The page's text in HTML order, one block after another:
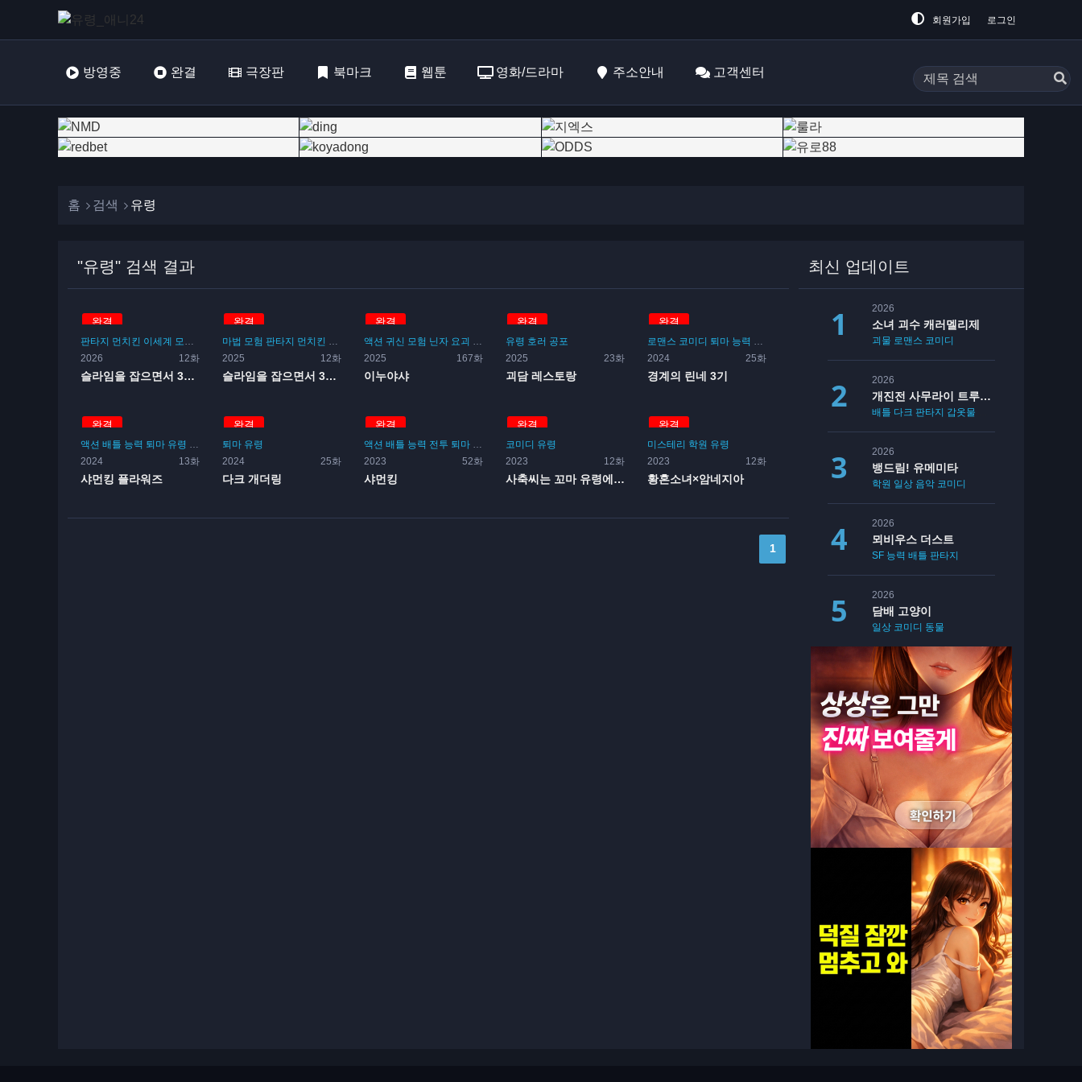
회원가입 로그인
방영중 완결 극장판 북마크 웹툰 영화/드라마 주소안내 고객센터
홈 검색 유령
"유령" 검색 결과
완결
판타지 먼치킨 이세계 모험 드래곤 마법 정령 마왕 마녀 유령
2026
12화
슬라임을 잡으면서 300년,...
완결
마법 모험 판타지 먼치킨 정령 마왕 드래곤 마녀 유령
2025
12화
슬라임을 잡으면서 300년,...
완결
액션 귀신 모험 닌자 요괴 공포 유령
2025
167화
이누야샤
완결
유령 호러 공포
2025
23화
괴담 레스토랑
완결
로맨스 코미디 퇴마 능력
2024
25화
경계의 린네 3기
완결
액션 배틀 능력 퇴마 유령
일상
2024
13화
샤먼킹 플라워즈
완결
퇴마 유령
2024
25화
다크 개더링
완결
액션 배틀 능력 전투 퇴마
2023
52화
샤먼킹
완결
코미디 유령
2023
12화
사축씨는 꼬마 유령에게 치유...
완결
미스테리 학원 유령
2023
12화
황혼소녀×암네지아
1
최신 업데이트
2026
소녀 괴수 캐러멜리제
괴물 로맨스 코미디
2026
개진전 사무라이 트루퍼 2쿨
배틀 다크 판타지 갑옷물
2026
뱅드림! 유메미타
학원 일상 음악 코미디
2026
뫼비우스 더스트
SF 능력 배틀 판타지
2026
담배 고양이
일상 코미디 동물